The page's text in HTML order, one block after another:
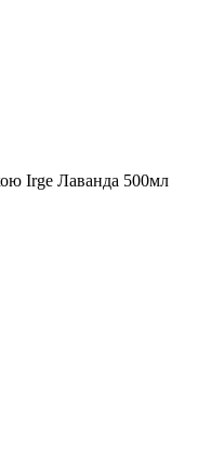
Irge Лаванда 500мл